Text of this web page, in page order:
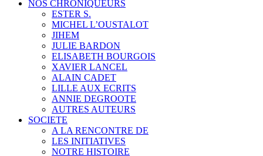
NOS CHRONIQUEURS
ESTER S.
MICHEL L’OUSTALOT
JIHEM
JULIE BARDON
ELISABETH BOURGOIS
XAVIER LANCEL
ALAIN CADET
LILLE AUX ECRITS
ANNIE DEGROOTE
AUTRES AUTEURS
SOCIETE
A LA RENCONTRE DE
LES INITIATIVES
NOTRE HISTOIRE